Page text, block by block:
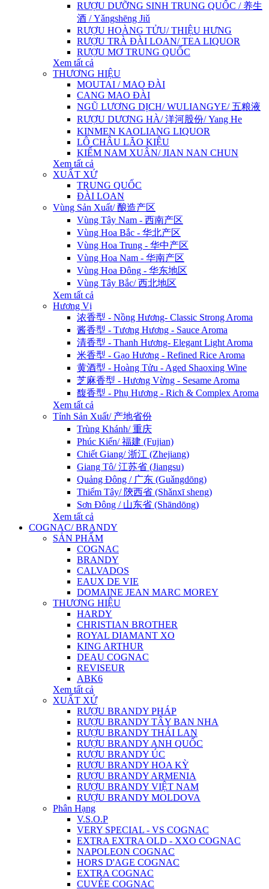
RƯỢU DƯỠNG SINH TRUNG QUỐC / 养生
酒 / Yǎngshēng Jiǔ
RƯỢU HOÀNG TỬU/ THIỆU HƯNG
RƯỢU TRÀ ĐÀI LOAN/ TEA LIQUOR
RƯỢU MƠ TRUNG QUỐC
Xem tất cả
THƯƠNG HIỆU
MOUTAI / MAO ĐÀI
CANG MAO ĐÀI
NGŨ LƯƠNG DỊCH/ WULIANGYE/ 五粮液
RƯỢU DƯƠNG HÀ/ 洋河股份/ Yang He
KINMEN KAOLIANG LIQUOR
LÔ CHÂU LÃO KIỆU
KIẾM NAM XUÂN/ JIAN NAN CHUN
Xem tất cả
XUẤT XỨ
TRUNG QUỐC
ĐÀI LOAN
Vùng Sản Xuất/ 酿造产区
Vùng Tây Nam - 西南产区
Vùng Hoa Bắc - 华北产区
Vùng Hoa Trung - 华中产区
Vùng Hoa Nam - 华南产区
Vùng Hoa Đông - 华东地区
Vùng Tây Bắc/ 西北地区
Xem tất cả
Hương Vị
浓香型 - Nồng Hương- Classic Strong Aroma
酱香型 - Tương Hương - Sauce Aroma
清香型 - Thanh Hương- Elegant Light Aroma
米香型 - Gạo Hương - Refined Rice Aroma
黄酒型 - Hoàng Tửu - Aged Shaoxing Wine
芝麻香型 - Hương Vừng - Sesame Aroma
馥香型 - Phụ Hương - Rich & Complex Aroma
Xem tất cả
Tỉnh Sản Xuất/ 产地省份
Trùng Khánh/ 重庆
Phúc Kiến/ 福建 (Fujian)
Chiết Giang/ 浙江 (Zhejiang)
Giang Tô/ 江苏省 (Jiangsu)
Quảng Đông / 广东 (Guǎngdōng)
Thiểm Tây/ 陝西省 (Shǎnxī sheng)
Sơn Đông / 山东省 (Shāndōng)
Xem tất cả
COGNAC/ BRANDY
SẢN PHẨM
COGNAC
BRANDY
CALVADOS
EAUX DE VIE
DOMAINE JEAN MARC MOREY
THƯƠNG HIỆU
HARDY
CHRISTIAN BROTHER
ROYAL DIAMANT XO
KING ARTHUR
DEAU COGNAC
REVISEUR
ABK6
Xem tất cả
XUẤT XỨ
RƯỢU BRANDY PHÁP
RƯỢU BRANDY TÂY BAN NHA
RƯỢU BRANDY THÁI LAN
RƯỢU BRANDY ANH QUỐC
RƯỢU BRANDY ÚC
RƯỢU BRANDY HOA KỲ
RƯỢU BRANDY ARMENIA
RƯỢU BRANDY VIỆT NAM
RƯỢU BRANDY MOLDOVA
Phân Hạng
V.S.O.P
VERY SPECIAL - VS COGNAC
EXTRA EXTRA OLD - XXO COGNAC
NAPOLEON COGNAC
HORS D'AGE COGNAC
EXTRA COGNAC
CUVÉE COGNAC